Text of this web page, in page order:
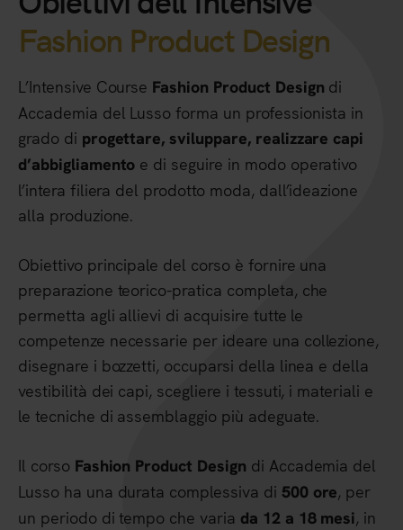
Fashion Product Design
L’Intensive Course Fashion Product Design di
Accademia del Lusso forma un professionista in
grado di progettare, sviluppare, realizzare capi
d’abbigliamento e di seguire in modo operativo
l’intera filiera del prodotto moda, dall’ideazione
alla produzione.
Obiettivo principale del corso è fornire una
preparazione teorico-pratica completa, che
permetta agli allievi di acquisire tutte le
competenze necessarie per ideare una collezione,
disegnare i bozzetti, occuparsi della linea e della
vestibilità dei capi, scegliere i tessuti, i materiali e
le tecniche di assemblaggio più adeguate.
Il corso Fashion Product Design di Accademia del
Lusso ha una durata complessiva di 500 ore, per
un periodo di tempo che varia da 12 a 18 mesi, in